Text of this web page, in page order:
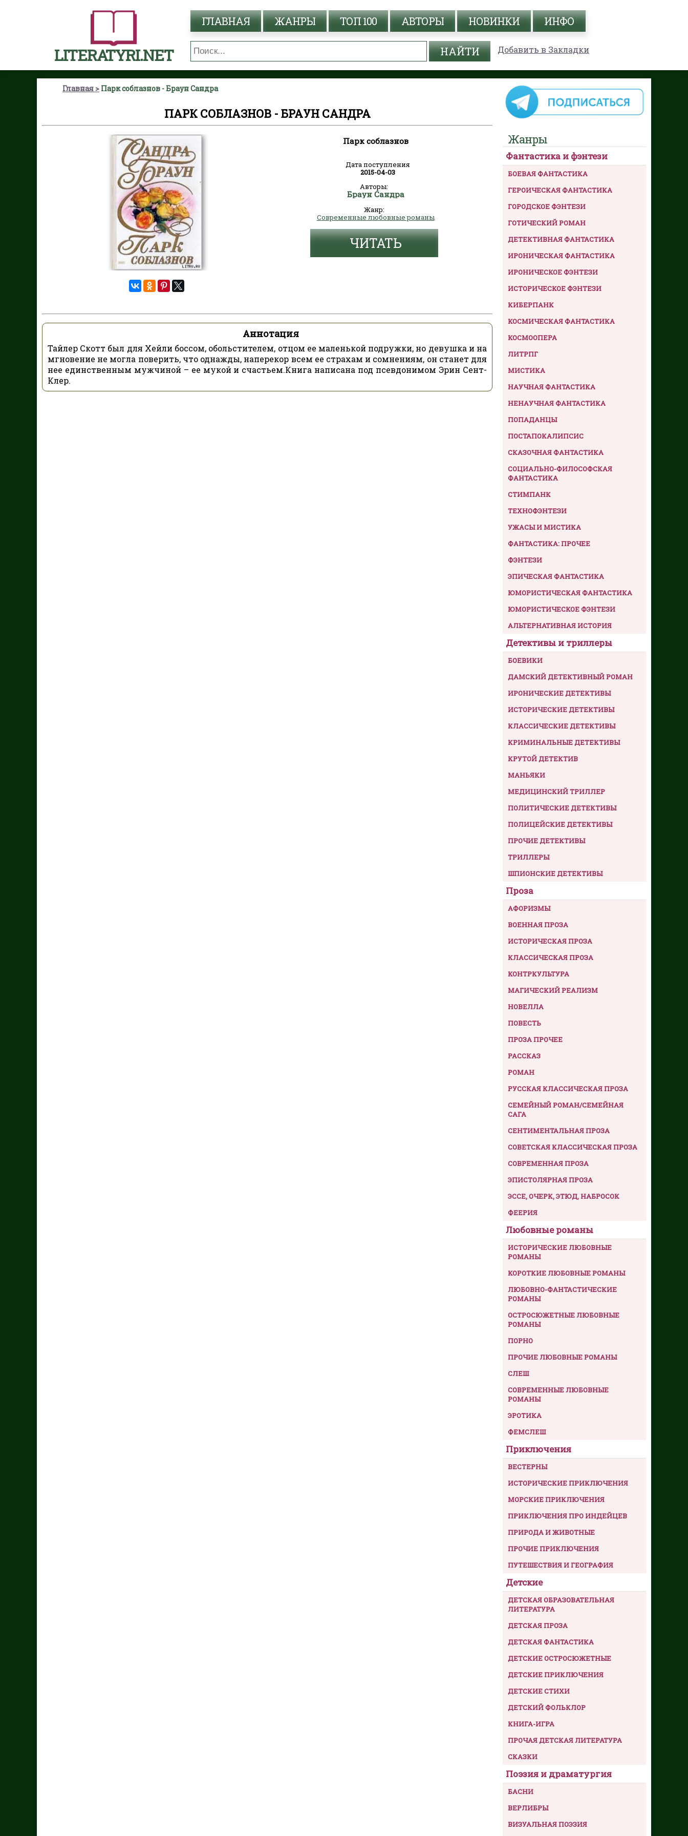
LITERATYRI.NET
ГЛАВНАЯ ЖАНРЫ ТОП 100 АВТОРЫ НОВИНКИ ИНФО
Добавить в Закладки
Главная Парк соблазнов - Браун Сандра
ПАРК СОБЛАЗНОВ - БРАУН САНДРА
Парк соблазнов
Дата поступления
2015-04-03
Авторы:
Браун Сандра
Жанр:
Современные любовные романы
ЧИТАТЬ
Аннотация
Тайлер Скотт был для Хейли боссом, обольстителем, отцом ее маленькой подружки, но девушка и на
мгновение не могла поверить, что однажды, наперекор всем ее страхам и сомнениям, он станет для
нее единственным мужчиной – ее мукой и счастьем.Книга написана под псевдонимом Эрин Сент-
Клер.
Жанры
Фантастика и фэнтези
БОЕВАЯ ФАНТАСТИКА
ГЕРОИЧЕСКАЯ ФАНТАСТИКА
ГОРОДСКОЕ ФЭНТЕЗИ
ГОТИЧЕСКИЙ РОМАН
ДЕТЕКТИВНАЯ ФАНТАСТИКА
ИРОНИЧЕСКАЯ ФАНТАСТИКА
ИРОНИЧЕСКОЕ ФЭНТЕЗИ
ИСТОРИЧЕСКОЕ ФЭНТЕЗИ
КИБЕРПАНК
КОСМИЧЕСКАЯ ФАНТАСТИКА
КОСМООПЕРА
ЛИТРПГ
МИСТИКА
НАУЧНАЯ ФАНТАСТИКА
НЕНАУЧНАЯ ФАНТАСТИКА
ПОПАДАНЦЫ
ПОСТАПОКАЛИПСИС
СКАЗОЧНАЯ ФАНТАСТИКА
СОЦИАЛЬНО-ФИЛОСОФСКАЯ
ФАНТАСТИКА
СТИМПАНК
ТЕХНОФЭНТЕЗИ
УЖАСЫ И МИСТИКА
ФАНТАСТИКА: ПРОЧЕЕ
ФЭНТЕЗИ
ЭПИЧЕСКАЯ ФАНТАСТИКА
ЮМОРИСТИЧЕСКАЯ ФАНТАСТИКА
ЮМОРИСТИЧЕСКОЕ ФЭНТЕЗИ
АЛЬТЕРНАТИВНАЯ ИСТОРИЯ
Детективы и триллеры
БОЕВИКИ
ДАМСКИЙ ДЕТЕКТИВНЫЙ РОМАН
ИРОНИЧЕСКИЕ ДЕТЕКТИВЫ
ИСТОРИЧЕСКИЕ ДЕТЕКТИВЫ
КЛАССИЧЕСКИЕ ДЕТЕКТИВЫ
КРИМИНАЛЬНЫЕ ДЕТЕКТИВЫ
КРУТОЙ ДЕТЕКТИВ
МАНЬЯКИ
МЕДИЦИНСКИЙ ТРИЛЛЕР
ПОЛИТИЧЕСКИЕ ДЕТЕКТИВЫ
ПОЛИЦЕЙСКИЕ ДЕТЕКТИВЫ
ПРОЧИЕ ДЕТЕКТИВЫ
ТРИЛЛЕРЫ
ШПИОНСКИЕ ДЕТЕКТИВЫ
Проза
АФОРИЗМЫ
ВОЕННАЯ ПРОЗА
ИСТОРИЧЕСКАЯ ПРОЗА
КЛАССИЧЕСКАЯ ПРОЗА
КОНТРКУЛЬТУРА
МАГИЧЕСКИЙ РЕАЛИЗМ
НОВЕЛЛА
ПОВЕСТЬ
ПРОЗА ПРОЧЕЕ
РАССКАЗ
РОМАН
РУССКАЯ КЛАССИЧЕСКАЯ ПРОЗА
СЕМЕЙНЫЙ РОМАН/СЕМЕЙНАЯ
САГА
СЕНТИМЕНТАЛЬНАЯ ПРОЗА
СОВЕТСКАЯ КЛАССИЧЕСКАЯ ПРОЗА
СОВРЕМЕННАЯ ПРОЗА
ЭПИСТОЛЯРНАЯ ПРОЗА
ЭССЕ, ОЧЕРК, ЭТЮД, НАБРОСОК
ФЕЕРИЯ
Любовные романы
ИСТОРИЧЕСКИЕ ЛЮБОВНЫЕ
РОМАНЫ
КОРОТКИЕ ЛЮБОВНЫЕ РОМАНЫ
ЛЮБОВНО-ФАНТАСТИЧЕСКИЕ
РОМАНЫ
ОСТРОСЮЖЕТНЫЕ ЛЮБОВНЫЕ
РОМАНЫ
ПОРНО
ПРОЧИЕ ЛЮБОВНЫЕ РОМАНЫ
СЛЕШ
СОВРЕМЕННЫЕ ЛЮБОВНЫЕ
РОМАНЫ
ЭРОТИКА
ФЕМСЛЕШ
Приключения
ВЕСТЕРНЫ
ИСТОРИЧЕСКИЕ ПРИКЛЮЧЕНИЯ
МОРСКИЕ ПРИКЛЮЧЕНИЯ
ПРИКЛЮЧЕНИЯ ПРО ИНДЕЙЦЕВ
ПРИРОДА И ЖИВОТНЫЕ
ПРОЧИЕ ПРИКЛЮЧЕНИЯ
ПУТЕШЕСТВИЯ И ГЕОГРАФИЯ
Детские
ДЕТСКАЯ ОБРАЗОВАТЕЛЬНАЯ
ЛИТЕРАТУРА
ДЕТСКАЯ ПРОЗА
ДЕТСКАЯ ФАНТАСТИКА
ДЕТСКИЕ ОСТРОСЮЖЕТНЫЕ
ДЕТСКИЕ ПРИКЛЮЧЕНИЯ
ДЕТСКИЕ СТИХИ
ДЕТСКИЙ ФОЛЬКЛОР
КНИГА-ИГРА
ПРОЧАЯ ДЕТСКАЯ ЛИТЕРАТУРА
СКАЗКИ
Поэзия и драматургия
БАСНИ
ВЕРЛИБРЫ
ВИЗУАЛЬНАЯ ПОЭЗИЯ